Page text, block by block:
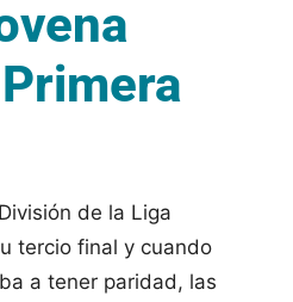
de la Liga
tercio final y cuando
a tener paridad, las